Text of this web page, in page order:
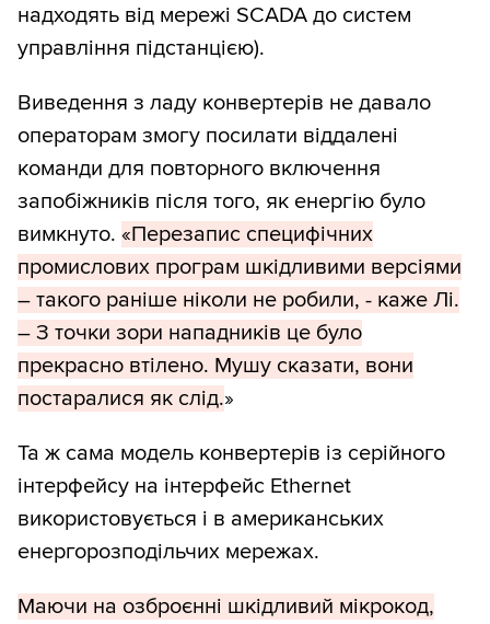
надходять від мережі SCADA до систем
управління підстанцією).
Виведення з ладу конвертерів не давало
операторам змогу посилати віддалені
команди для повторного включення
запобіжників після того, як енергію було
вимкнуто. «Перезапис специфічних
промислових програм шкідливими версіями
– такого раніше ніколи не робили, - каже Лі.
– З точки зори нападників це було
прекрасно втілено. Мушу сказати, вони
постаралися як слід.»
Та ж сама модель конвертерів із серійного
інтерфейсу на інтерфейс Ethernet
використовується і в американських
енергорозподільчих мережах.
Маючи на озброєнні шкідливий мікрокод,